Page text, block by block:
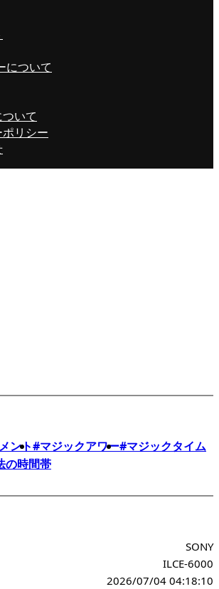
について
いて
リシー
ント#マジックアワー#マジックタイム
の時間帯
SONY
ILCE-6000
2026/07/04 04:18:10